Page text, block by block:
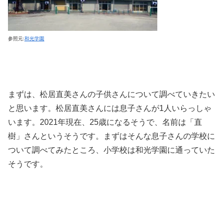
参照元:和光学園
まずは、松居直美さんの子供さんについて調べていきたい
と思います。松居直美さんには息子さんが1人いらっしゃ
います。2021年現在、25歳になるそうで、名前は「直
樹」さんというそうです。まずはそんな息子さんの学校に
ついて調べてみたところ、小学校は和光学園に通っていた
そうです。